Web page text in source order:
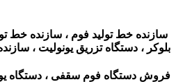
سازنده خط تولید فوم ، سازنده خط
بلوکر ، دستگاه تزریق یونولیت ،
فروش دستگاه فوم سقفی ، دستگاه